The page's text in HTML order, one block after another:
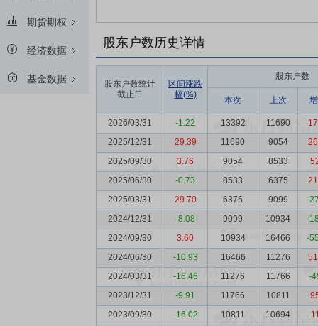
期货期权
经济数据
基金数据
股东户数历史详情
股东户数统计
截止日
区间涨跌
幅(%)
股东户数
本次 上次
2026/03/31 -1.22 13392 11690
2025/12/31
29.39 11690 9054
2025/09/30
3.76 9054 8533
2025/06/30
-0.73 8533 6375
2025/03/31
29.70 6375 9099
-
2024/12/31
-8.08 9099 10934
-
2024/09/30
3.60 10934 16466
-
2024/06/30
-10.93 16466 11276
2024/03/31
-16.46 11276 11766
-
2023/12/31
-9.91 11766 10811
2023/09/30
-16.02 10811 10694